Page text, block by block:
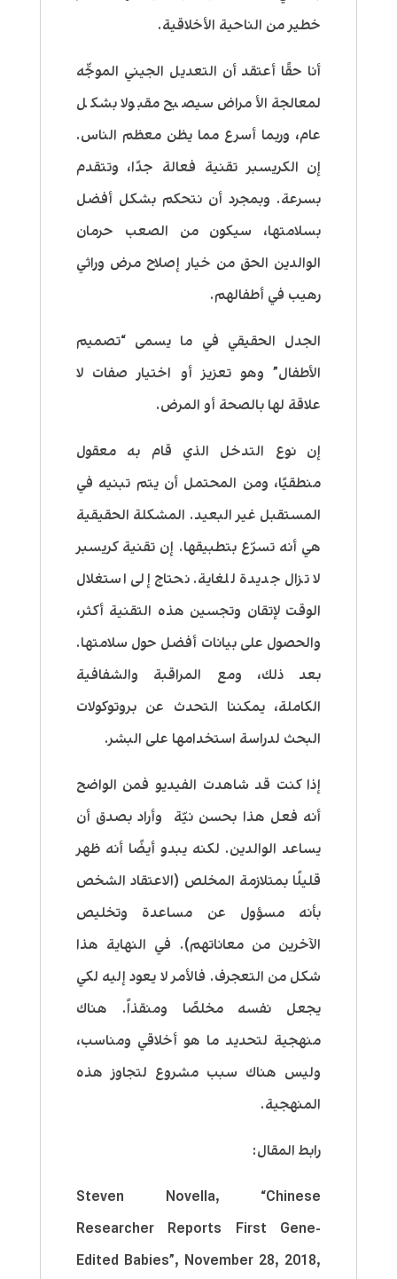
خطير من الناحية الأخلاقية.
أنا حقًا أعتقد أن التعديل الجيني الموجَّه
لمعالجة الأمراض سيصبح مقبولا بشكل
عام، وربما أسرع مما يظن معظم الناس.
إن الكريسبر تقنية فعالة جدًا، وتتقدم
بسرعة. وبمجرد أن نتحكم بشكل أفضل
بسلامتها، سيكون من الصعب حرمان
الوالدين الحق من خيار إصلاح مرض وراثي
رهيب في أطفالهم.
الجدل الحقيقي في ما يسمى “تصميم
الأطفال” وهو تعزيز أو اختيار صفات لا
علاقة لها بالصحة أو المرض.
إن نوع التدخل الذي قام به معقول
منطقيًا، ومن المحتمل أن يتم تبنيه في
المستقبل غير البعيد. المشكلة الحقيقية
هي أنه تسرّع بتطبيقها. إن تقنية كريسبر
لا تزال جديدة للغاية. نحتاج إلى استغلال
الوقت لإتقان وتجسين هذه التقنية أكثر،
والحصول على بيانات أفضل حول سلامتها.
بعد ذلك، ومع المراقبة والشفافية
الكاملة، يمكننا التحدث عن بروتوكولات
البحث لدراسة استخدامها على البشر.
إذا كنت قد شاهدت الفيديو فمن الواضح
أنه فعل هذا بحسن نيّة وأراد بصدق أن
يساعد الوالدين. لكنه يبدو أيضًا أنه ظهر
قليلًا بمتلازمة المخلص (الاعتقاد الشخص
بأنه مسؤول عن مساعدة وتخليص
الآخرين من معاناتهم). في النهاية هذا
شكل من التعجرف. فالأمر لا يعود إليه لكي
يجعل نفسه مخلصًا ومنقذاً. هناك
منهجية لتحديد ما هو أخلاقي ومناسب،
وليس هناك سبب مشروع لتجاوز هذه
المنهجية.
رابط المقال:
Steven Novella, “Chinese
Researcher Reports First Gene-
Edited Babies”, November 28, 2018,